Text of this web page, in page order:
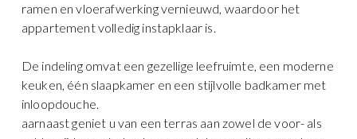
ramen en vloerafwerking vernieuwd, waardoor het
appartement volledig instapklaar is.
De indeling omvat een gezellige leefruimte, een moderne
keuken, één slaapkamer en een stijlvolle badkamer met
inloopdouche.
aarnaast geniet u van een terras aan zowel de voor- als